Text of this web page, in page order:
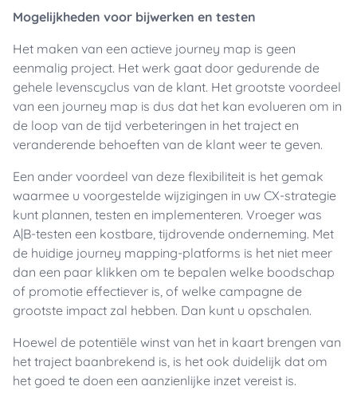
Mogelijkheden voor bijwerken en testen
Het maken van een actieve journey map is geen
eenmalig project. Het werk gaat door gedurende de
gehele levenscyclus van de klant. Het grootste voordeel
van een journey map is dus dat het kan evolueren om in
de loop van de tijd verbeteringen in het traject en
veranderende behoeften van de klant weer te geven.
Een ander voordeel van deze flexibiliteit is het gemak
waarmee u voorgestelde wijzigingen in uw CX-strategie
kunt plannen, testen en implementeren. Vroeger was
A|B-testen een kostbare, tijdrovende onderneming. Met
de huidige journey mapping-platforms is het niet meer
dan een paar klikken om te bepalen welke boodschap
of promotie effectiever is, of welke campagne de
grootste impact zal hebben. Dan kunt u opschalen.
Hoewel de potentiële winst van het in kaart brengen van
het traject baanbrekend is, is het ook duidelijk dat om
het goed te doen een aanzienlijke inzet vereist is.